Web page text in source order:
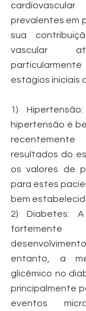
prevalentes em
sua
vascular
estágios iniciais
1)
hipertensão é
recentemente
resultados do
os valores de
para estes
bem
2) Diabetes:
entanto, a
glicêmico no
principalmente
eventos